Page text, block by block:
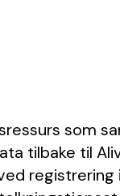
som
tilbake til